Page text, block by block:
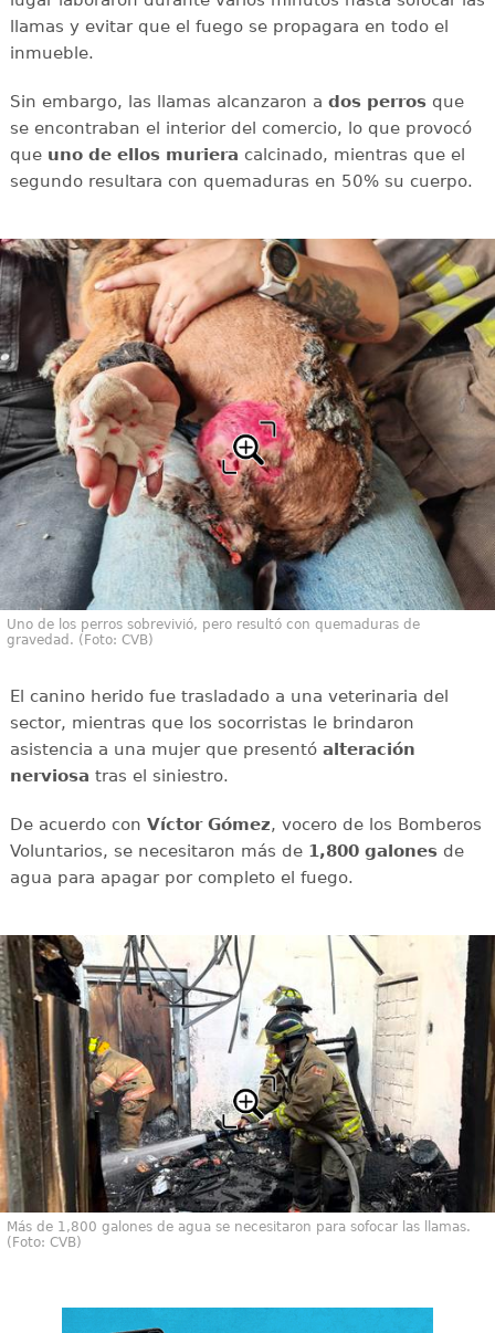
llamas y evitar que el fuego se propagara en todo el
inmueble.
Sin embargo, las llamas alcanzaron a dos perrosque
se encontraban el interior del comercio, lo que provocó
que uno de ellos muriera calcinado, mientras que el
segundo resultara con quemaduras en 50% su cuerpo.
Uno de los perros sobrevivió, pero resultó con quemaduras de
gravedad. (Foto: CVB)
El canino herido fue trasladado a una veterinaria del
sector, mientras que los socorristas le brindaron
asistencia a una mujer que presentó alteración
nerviosa tras el siniestro.
De acuerdo con Víctor Gómez, vocero de los Bomberos
Voluntarios, se necesitaron más de 1,800 galonesde
agua para apagar por completo el fuego.
Más de 1,800 galones de agua se necesitaron para sofocar las llamas.
(Foto: CVB)